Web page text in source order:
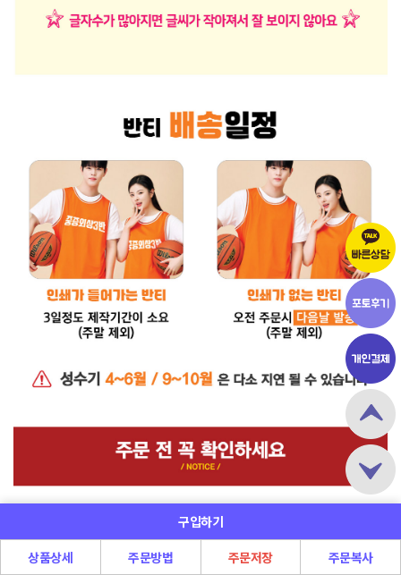
상품상세
구입하기
주문방법
주문저장 주문복사